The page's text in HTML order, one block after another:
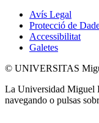
Avís Legal
Protecció de
Accessibilitat
Galetes
© UNIVERSITAS
La Universidad Miguel
navegando o pulsas